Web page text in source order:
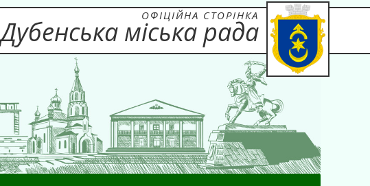
ОФІЦІЙНА СТОРІНКА
Дубенська міська рада